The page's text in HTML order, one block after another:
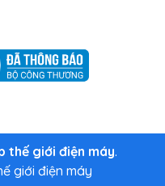
thế giới điện máy.
giới điện máy